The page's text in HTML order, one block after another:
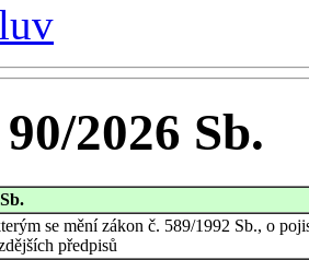
2026 Sb.
se mění zákon č. 589/1992 Sb., o
předpisů